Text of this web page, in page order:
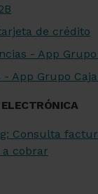
de crédito
- App
- App Grupo
Consulta
a cobrar